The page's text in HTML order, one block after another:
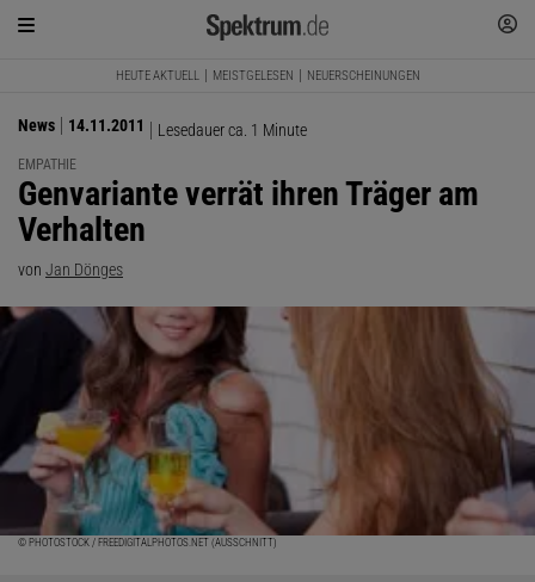
HEUTE AKTUELL MEISTGELESEN NEUERSCHEINUNGEN
News 14.11.2011 Lesedauer ca. 1 Minute
EMPATHIE
:
Genvariante verrät ihren Träger am
Verhalten
von Jan Dönges
© PHOTOSTOCK / FREEDIGITALPHOTOS.NET (AUSSCHNITT)